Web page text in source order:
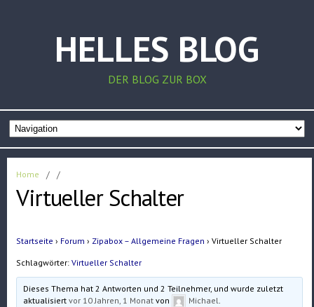
HELLES BLOG
DER BLOG ZUR BOX
Home / /
Virtueller Schalter
Startseite › Forum › Zipabox – Allgemeine Fragen › Virtueller Schalter
Schlagwörter:Virtueller Schalter
Dieses Thema hat 2 Antworten und 2 Teilnehmer, und wurde zuletzt
aktualisiertvor 10 Jahren, 1 Monat von Michael.